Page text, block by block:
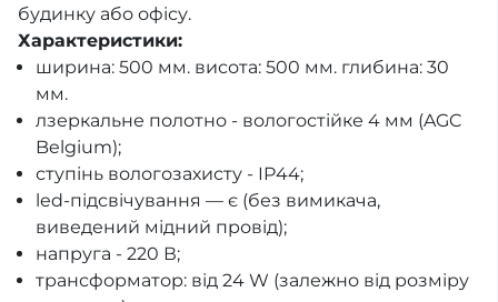
будинку або офісу.
Характеристики:
ширина: 500 мм. висота: 500 мм. глибина: 30
мм.
лзеркальне полотно - вологостійке 4 мм (AGC
Belgium);
ступінь вологозахисту - IP44;
led-підсвічування — є (без вимикача,
виведений мідний провід);
напруга - 220 В;
трансформатор: від 24 W (залежно від розміру